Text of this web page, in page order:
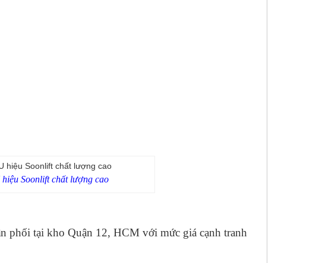
Soonlift chất lượng cao
phối tại kho Quận 12, HCM với mức giá cạnh tranh